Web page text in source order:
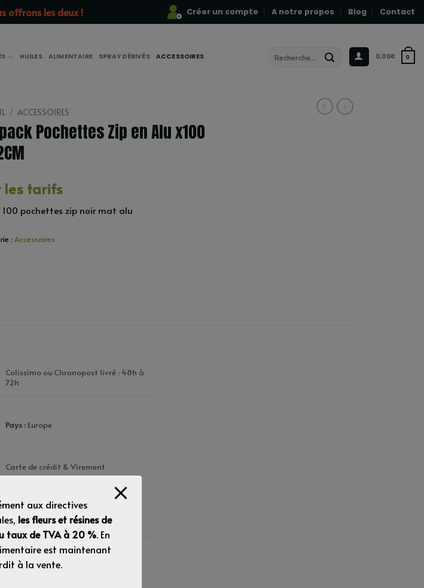
offrons les deux ! Créer un compte A notre propos Blog Contact
HUILES ALIMENTAIRE SPRAY DÉRIVÉS ACCESSOIRES
pour :
0,00€ 0
/ ACCESSOIRES
Pochettes Zip en Alu x100
les tarifs
100 pochettes zip noir mat alu
: Accessoires
Colissimo ou Chronopost livré : 48h à
72h
Pays :Europe
Carte de crédit & Virement
aux directives
les fleurs et résines de
taux de TVA à 20 %. En
est maintenant
à la vente.